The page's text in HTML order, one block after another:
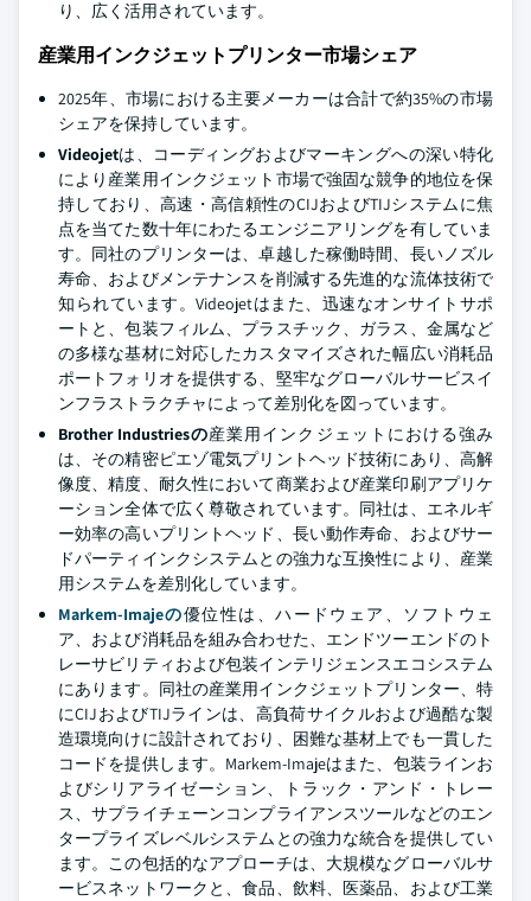
り、広く活用されています。
産業用インクジェットプリンター市場シェア
2025年、市場における主要メーカーは合計で約35%の市場
シェアを保持しています。
Videojetは、コーディングおよびマーキングへの深い特化
により産業用インクジェット市場で強固な競争的地位を保
持しており、高速・高信頼性のCIJおよびTIJシステムに焦
点を当てた数十年にわたるエンジニアリングを有していま
す。同社のプリンターは、卓越した稼働時間、長いノズル
寿命、およびメンテナンスを削減する先進的な流体技術で
知られています。Videojetはまた、迅速なオンサイトサポ
ートと、包装フィルム、プラスチック、ガラス、金属など
の多様な基材に対応したカスタマイズされた幅広い消耗品
ポートフォリオを提供する、堅牢なグローバルサービスイ
ンフラストラクチャによって差別化を図っています。
Brother Industriesの産業用インクジェットにおける強み
は、その精密ピエゾ電気プリントヘッド技術にあり、高解
像度、精度、耐久性において商業および産業印刷アプリケ
ーション全体で広く尊敬されています。同社は、エネルギ
ー効率の高いプリントヘッド、長い動作寿命、およびサー
ドパーティインクシステムとの強力な互換性により、産業
用システムを差別化しています。
Markem-Imajeの優位性は、ハードウェア、ソフトウェ
ア、および消耗品を組み合わせた、エンドツーエンドのト
レーサビリティおよび包装インテリジェンスエコシステム
にあります。同社の産業用インクジェットプリンター、特
にCIJおよびTIJラインは、高負荷サイクルおよび過酷な製
造環境向けに設計されており、困難な基材上でも一貫した
コードを提供します。Markem-Imajeはまた、包装ラインお
よびシリアライゼーション、トラック・アンド・トレー
ス、サプライチェーンコンプライアンスツールなどのエン
タープライズレベルシステムとの強力な統合を提供してい
ます。この包括的なアプローチは、大規模なグローバルサ
ービスネットワークと、食品、飲料、医薬品、および工業